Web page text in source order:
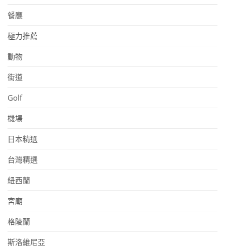
餐廳
極力推薦
動物
街道
Golf
機場
日本精選
台灣精選
紐西蘭
宮廟
格陵蘭
斯洛維尼亞